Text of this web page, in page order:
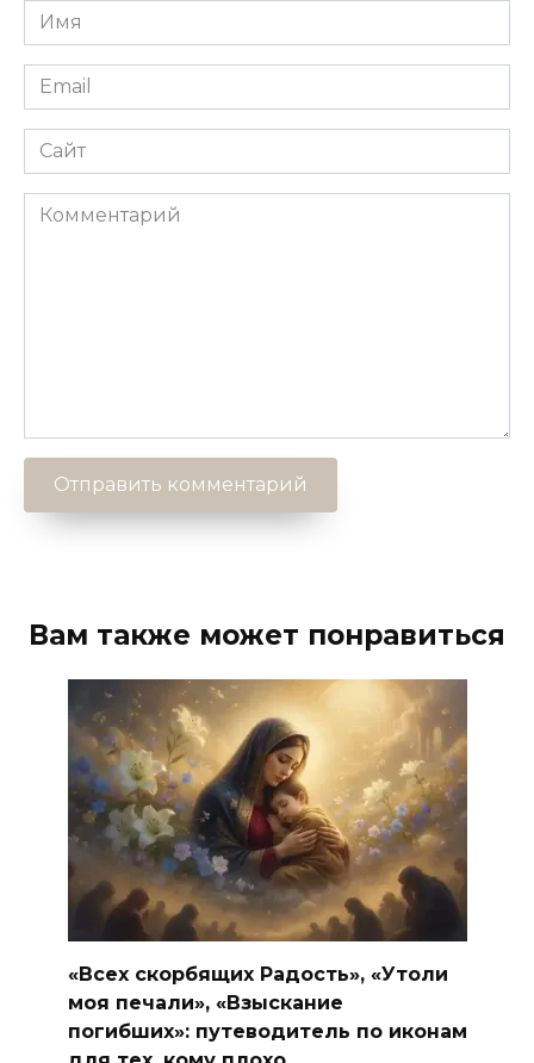
Имя
*
Email
*
Сайт
Комментарий
Вам также может понравиться
«Всех скорбящих Радость», «Утоли
моя печали», «Взыскание
погибших»: путеводитель по иконам